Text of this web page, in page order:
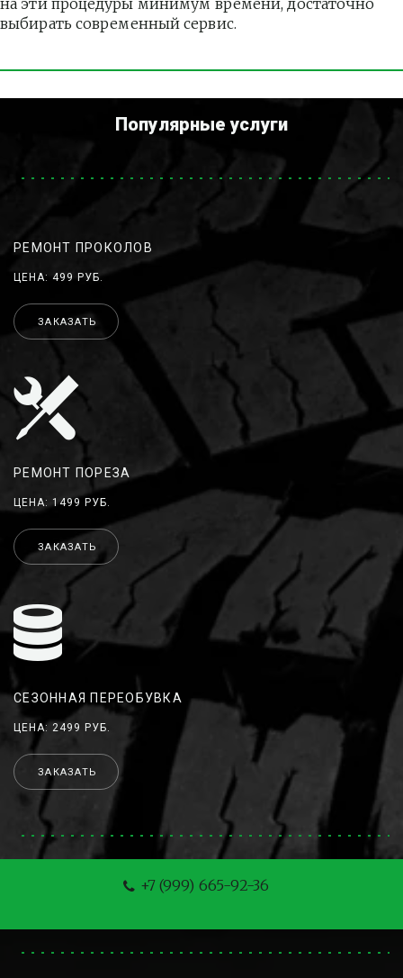
на эти процедуры минимум времени, достаточно
выбирать современный сервис.
Популярные услуги
РЕМОНТ ПРОКОЛОВ
ЦЕНА: 499 РУБ.
ЗАКАЗАТЬ
РЕМОНТ ПОРЕЗА
ЦЕНА: 1499 РУБ.
ЗАКАЗАТЬ
СЕЗОННАЯ ПЕРЕОБУВКА
ЦЕНА: 2499 РУБ.
ЗАКАЗАТЬ
+7 (999) 665-92-36